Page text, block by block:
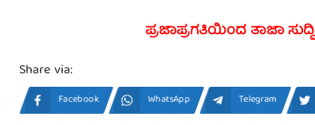
ಪ್ರಜಾಪ್ರಗತಿಯಿಂದ ತಾಜಾ
Share via:
Facebook WhatsApp Telegram